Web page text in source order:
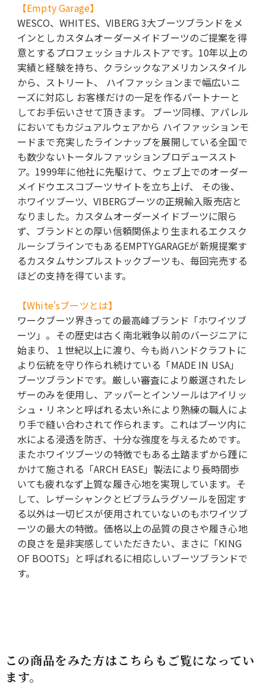
【Empty Garage】
WESCO、WHITES、VIBERG 3大ブーツブランドをメ
インとしカスタムオーダーメイドブーツのご提案を得
意とするプロフェッショナルストアです。10年以上の
実績と経験を持ち、クラシックなアメリカンスタイル
から、ストリート、 ハイファッションまで幅広いニ
ーズに対応し お客様だけの一足を作るパートナーと
してお手伝いさせて頂きます。 ブーツ同様、アパレル
においてもカジュアルウェアから ハイファッションモ
ードまで充実したラインナップを展開している全国で
も数少ないトータルファッションプロデューススト
ア。1999年に他社に先駆けて、ウェブ上でのオーダー
メイドウエスコブーツサイトを立ち上げ、 その後、
ホワイツブーツ、VIBERGブーツの正規輸入販売店と
なりました。カスタムオーダーメイドブーツに限ら
ず、ブランドとの厚い信頼関係より生まれるエクスク
ルーシブラインでもあるEMPTYGARAGEが新規提案す
るカスタムサンプルストックブーツも、毎回完売する
ほどの支持を得ています。
【White'sブーツとは】
ワークブーツ界きっての最高峰ブランド「ホワイツブ
ーツ」。その歴史は古く南北戦争以前のバージニアに
始まり、１世紀以上に渡り、今も尚ハンドクラフトに
より伝統を守り作られ続けている「MADE IN USA」
ブーツブランドです。厳しい審査により厳選されたレ
ザーのみを使用し、アッパーとインソールはアイリッ
シュ・リネンと呼ばれる太い糸により熟練の職人によ
り手で縫い合わされて作られます。これはブーツ内に
水による浸透を防ぎ、十分な強度を与えるためです。
またホワイツブーツの特徴でもある土踏まずから踵に
かけて施される「ARCH EASE」製法により長時間歩
いても疲れなず上質な履き心地を実現しています。そ
して、レザーシャンクとビブラムラグソールを固定す
る以外は一切ビスが使用されていないのもホワイツブ
ーツの最大の特徴。価格以上の品質の良さや履き心地
の良さを是非実感していただきたい、まさに「KING
OF BOOTS」と呼ばれるに相応しいブーツブランドで
す。
この商品をみた方はこちらもご覧になってい
ます。